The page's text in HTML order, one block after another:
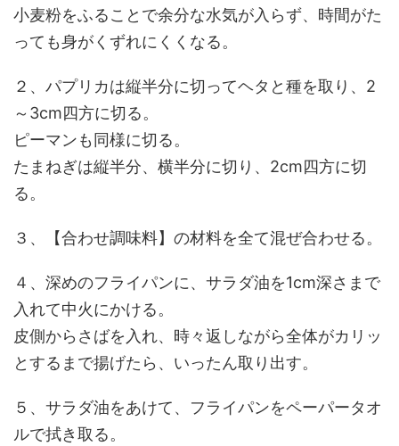
小麦粉をふることで余分な水気が入らず、時間がた
っても身がくずれにくくなる。
２、パプリカは縦半分に切ってヘタと種を取り、2
～3cm四方に切る。
ピーマンも同様に切る。
たまねぎは縦半分、横半分に切り、2cm四方に切
る。
３、【合わせ調味料】の材料を全て混ぜ合わせる。
４、深めのフライパンに、サラダ油を1cm深さまで
入れて中火にかける。
皮側からさばを入れ、時々返しながら全体がカリッ
とするまで揚げたら、いったん取り出す。
５、サラダ油をあけて、フライパンをペーパータオ
ルで拭き取る。